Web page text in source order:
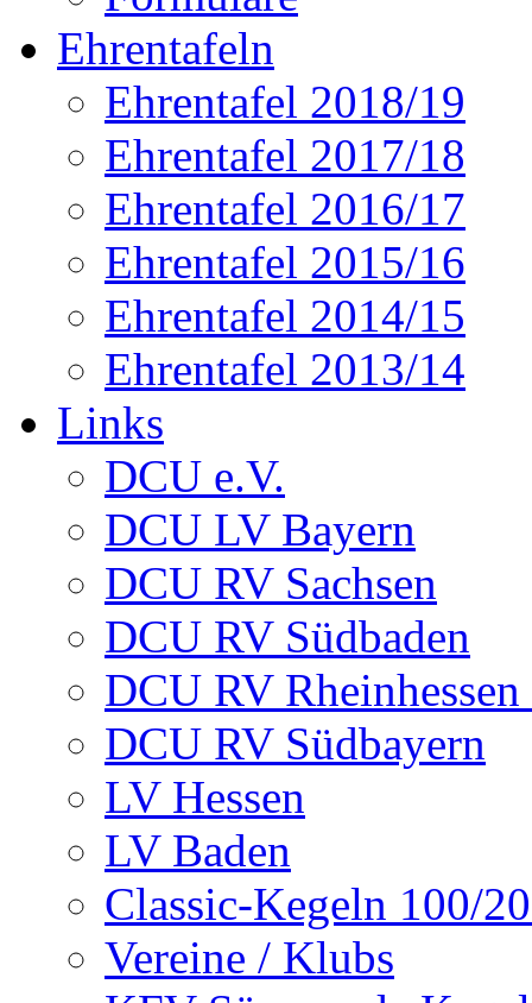
Ehrentafeln
Ehrentafel 2018/19
Ehrentafel 2017/18
Ehrentafel 2016/17
Ehrentafel 2015/16
Ehrentafel 2014/15
Ehrentafel 2013/14
Links
DCU e.V.
DCU LV Bayern
DCU RV Sachsen
DCU RV Südbaden
DCU RV
DCU RV Südbayern
LV Hessen
LV Baden
Classic-Kegeln 100/
Vereine / Klubs